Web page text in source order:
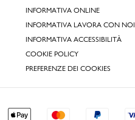
INFORMATIVA ONLINE
INFORMATIVA LAVORA CON NOI
INFORMATIVA ACCESSIBILITÀ
COOKIE POLICY
PREFERENZE DEI COOKIES